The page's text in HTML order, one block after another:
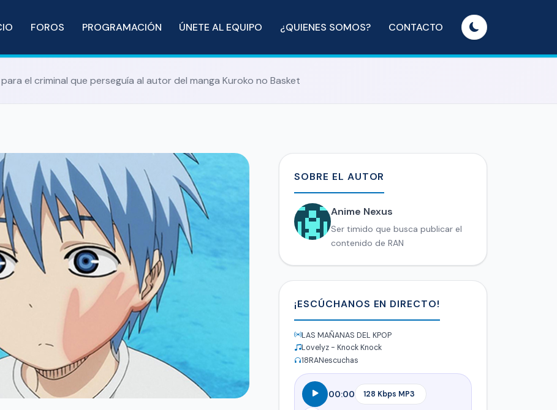
FOROS PROGRAMACIÓN ÚNETE AL EQUIPO ¿QUIENES SOMOS? CONTACTO
el criminal que perseguía al autor del manga Kuroko no Basket
SOBRE EL AUTOR
Anime Nexus
Ser timido que busca publicar el
contenido de RAN
¡ESCÚCHANOS EN DIRECTO!
LAS MAÑANAS DEL KPOP
Lovelyz - Knock Knock
18RANescuchas
00:00